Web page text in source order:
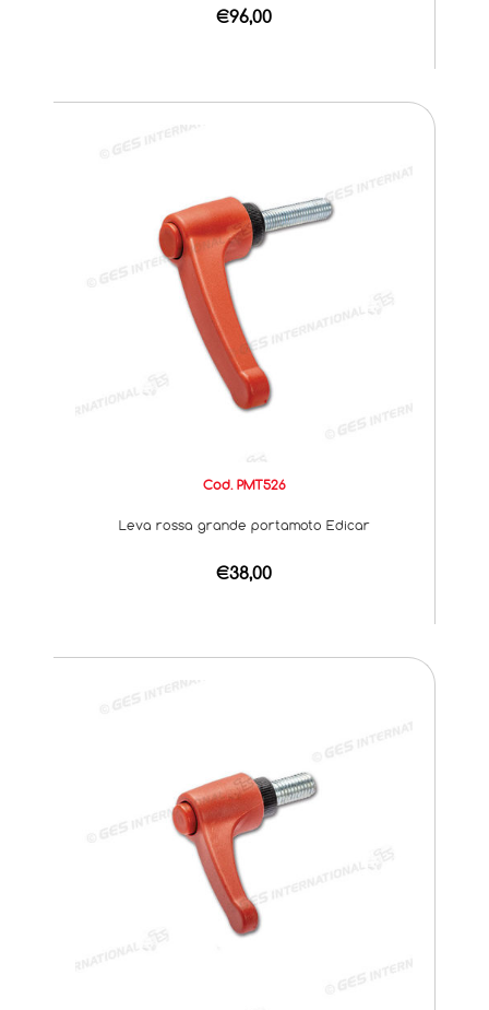
€96,00
Cod. PMT526
Leva rossa grande portamoto Edicar
€38,00